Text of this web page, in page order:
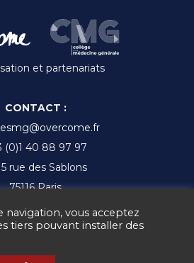
et partenariats
CONTACT :
(0)1 40 88 97 97
rue des Sablons
75116 Paris
navigation, vous acceptez
tiers pouvant installer des